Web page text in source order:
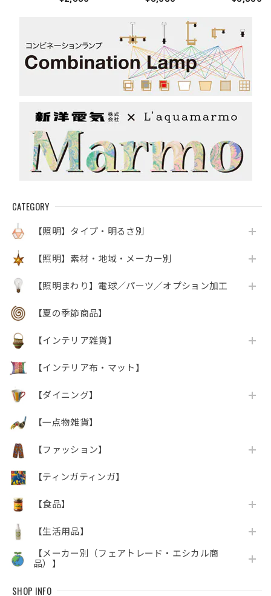
CATEGORY
【照明】タイプ・明るさ別
【照明】素材・地域・メーカー別
【照明まわり】電球／パーツ／オプション加工
【夏の季節商品】
【インテリア雑貨】
【インテリア布・マット】
【ダイニング】
【一点物雑貨】
【ファッション】
【ティンガティンガ】
【食品】
【生活用品】
【メーカー別（フェアトレード・エシカル商
品）】
SHOP INFO